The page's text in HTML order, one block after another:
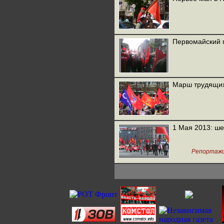
Первомайский
Марш
1 Мая 2013: